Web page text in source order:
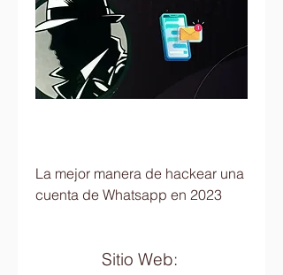
La mejor manera de hackear una
cuenta de Whatsapp en 2023
Sitio Web: